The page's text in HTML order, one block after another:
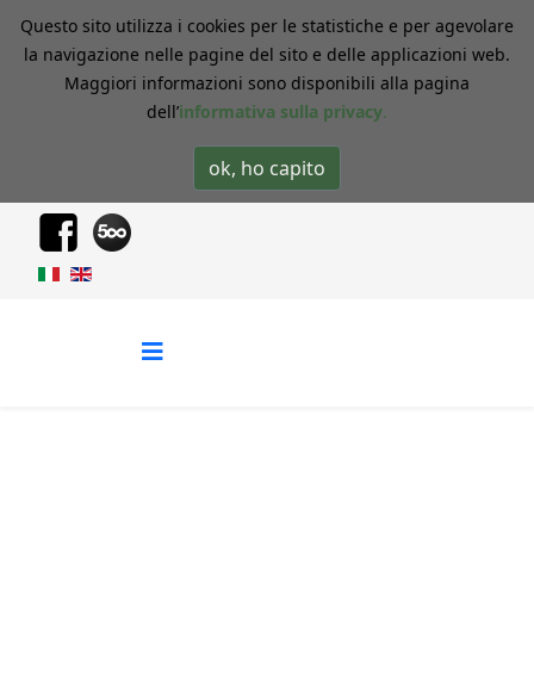
Questo sito utilizza i cookies per le statistiche e per agevolare
la navigazione nelle pagine del sito e delle applicazioni web.
Maggiori informazioni sono disponibili alla pagina
dell’informativa sulla privacy.
ok, ho capito